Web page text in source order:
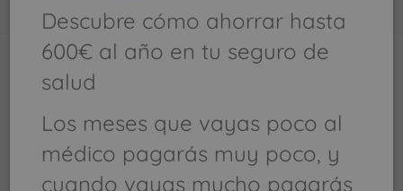
Llamar al
Atencion primaria - Medicina general,
Medicina General, MEDICINA FAMILIAR
Descubre cómo ahorrar hasta
600€ al año en tu seguro de
salud
Los meses que vayas poco al
médico pagarás muy poco, y
cuando vayas mucho pagarás